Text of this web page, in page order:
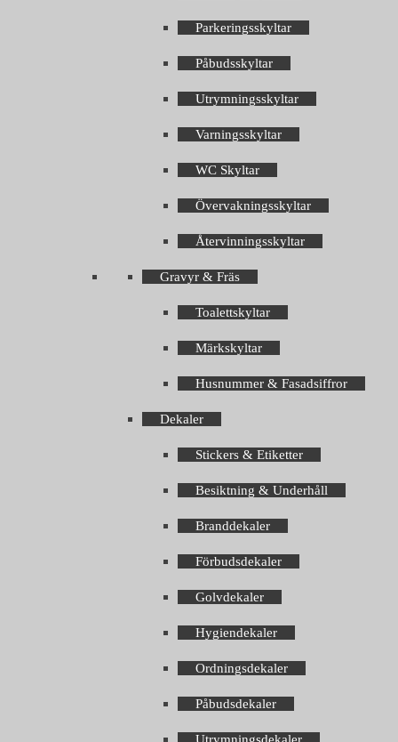
Parkeringsskyltar
Påbudsskyltar
Utrymningsskyltar
Varningsskyltar
WC Skyltar
Övervakningsskyltar
Återvinningsskyltar
Gravyr & Fräs
Toalettskyltar
Märkskyltar
Husnummer & Fasadsiffror
Dekaler
Stickers & Etiketter
Besiktning & Underhåll
Branddekaler
Förbudsdekaler
Golvdekaler
Hygiendekaler
Ordningsdekaler
Påbudsdekaler